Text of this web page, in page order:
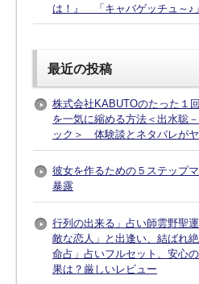
は！』 「キャバゲッチュ～♪
最近の投稿
株式会社KABUTOのたった１
を一気に縮める方法＜出水聡
ック＞ 体験談とネタバレが
彼女を作るための５ステップ
暴露
行列の出来る」占い師雲野聖
敵な恋人」と出逢い、結ばれ
命占」占いフルセット、安心
果は？厳しいレビュー